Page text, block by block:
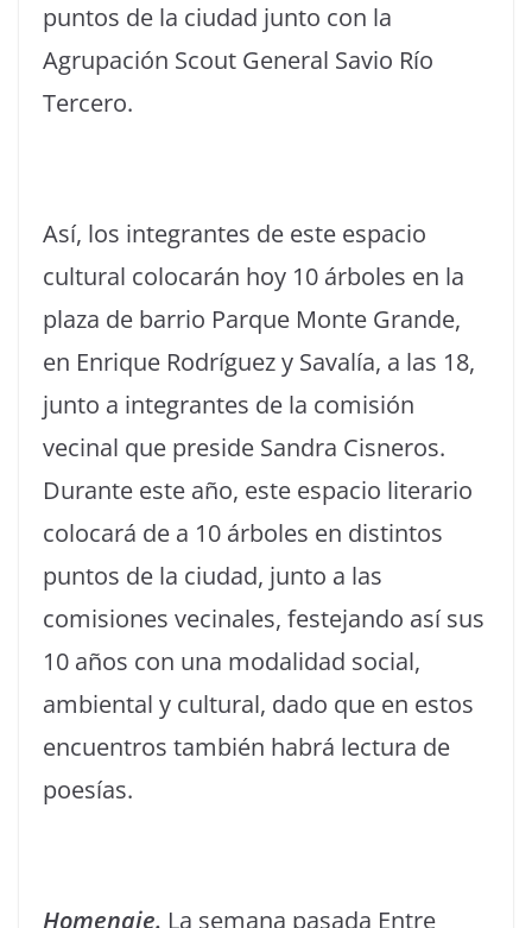
puntos de la ciudad junto con la
Agrupación Scout General Savio Río
Tercero.
Así, los integrantes de este espacio
cultural colocarán hoy 10 árboles en la
plaza de barrio Parque Monte Grande,
en Enrique Rodríguez y Savalía, a las 18,
junto a integrantes de la comisión
vecinal que preside Sandra Cisneros.
Durante este año, este espacio literario
colocará de a 10 árboles en distintos
puntos de la ciudad, junto a las
comisiones vecinales, festejando así sus
10 años con una modalidad social,
ambiental y cultural, dado que en estos
encuentros también habrá lectura de
poesías.
Homenaje. La semana pasada Entre